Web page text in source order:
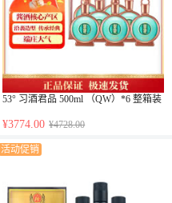
53° 习酒君品 500ml （QW）*6 整箱装
¥3774.00 ¥4728.00
活动促销